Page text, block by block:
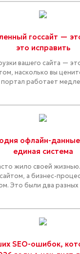
госсайт —
это исправить
вашего сайта —
насколько вы
работает
офлайн-
единая система
жило своей
а бизнес-
Это были два разных
SEO-ошибок,